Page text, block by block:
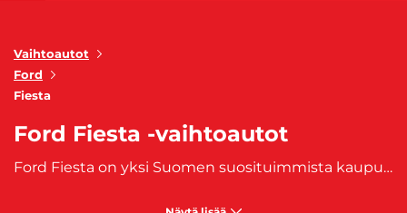
Vaihtoautot
Ford
Fiesta
Ford Fiesta -vaihtoautot
Ford Fiesta on yksi Suomen suosituimmista kaupunkiautoista, eikä syyttä. Se yhdistää ketterän ajettavuuden, edullisen kulutuksen ja iloisen, pirteän luonteen. Vuodesta 1976 lähtien valmistettu pikkuauto on yksi suosituimmista pienistä henkilöautoista. Tilava ja luotettava Ford Fiesta auto takaa matkasi sujuvan etenemisen, sekä turvallisuuden. Ford Fiesta -vaihtoautojen valikoimastamme löydät laadukkaat yksilöt, jotka sopivat niin ensiautoksi, työmatkoille kuin koko perheen arkeen.